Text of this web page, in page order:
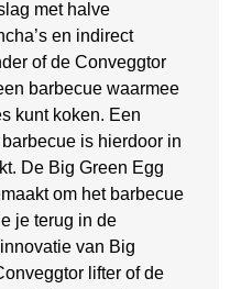
met halve
en indirect
of de Conveggtor
barbecue waarmee
kunt koken. Een
is hierdoor in
De Big Green Egg
om het barbecue
je terug in de
van Big
lifter of de